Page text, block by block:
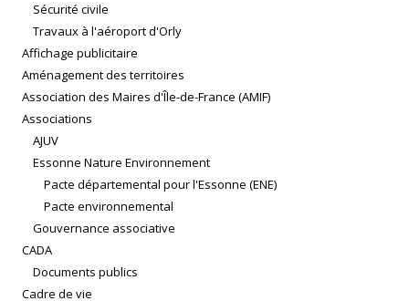
Sécurité civile
Travaux à l'aéroport d'Orly
Affichage publicitaire
Aménagement des territoires
Association des Maires d'Île-de-France (AMIF)
Associations
AJUV
Essonne Nature Environnement
Pacte départemental pour l'Essonne (ENE)
Pacte environnemental
Gouvernance associative
CADA
Documents publics
Cadre de vie